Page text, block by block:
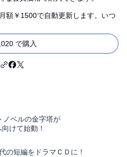
額￥1500で自動更新します。いつ
で購入
ノベルの金字塔が
けて始動！
の短編をドラマＣＤに！